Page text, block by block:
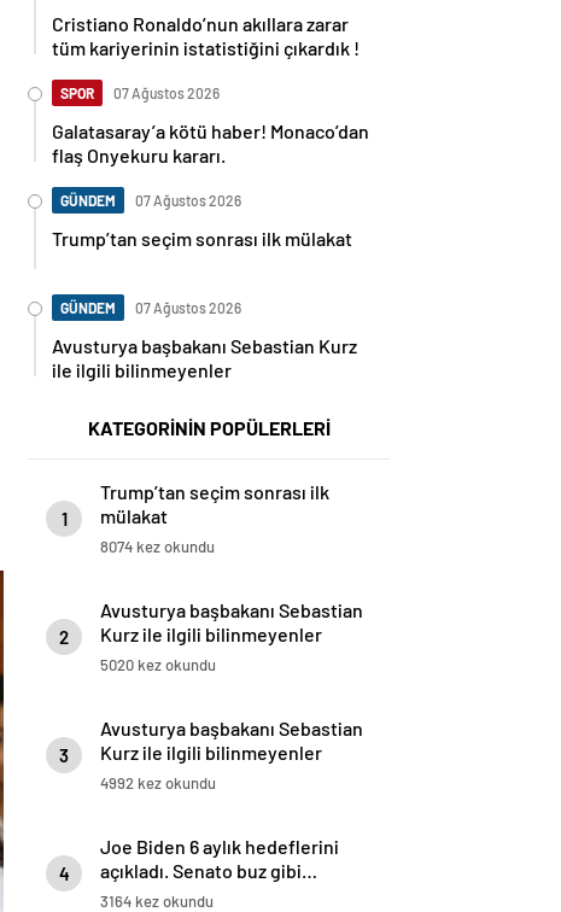
Cristiano Ronaldo’nun akıllara zarar
tüm kariyerinin istatistiğini çıkardık !
SPOR 07 Ağustos 2026
Galatasaray’a kötü haber! Monaco’dan
flaş Onyekuru kararı.
GÜNDEM 07 Ağustos 2026
Trump’tan seçim sonrası ilk mülakat
GÜNDEM 07 Ağustos 2026
Avusturya başbakanı Sebastian Kurz
ile ilgili bilinmeyenler
KATEGORİNİN POPÜLERLERİ
1
Trump’tan seçim sonrası ilk
mülakat
8074 kez okundu
2
Avusturya başbakanı Sebastian
Kurz ile ilgili bilinmeyenler
5020 kez okundu
3
Avusturya başbakanı Sebastian
Kurz ile ilgili bilinmeyenler
4992 kez okundu
4
Joe Biden 6 aylık hedeflerini
açıkladı. Senato buz gibi…
3164 kez okundu